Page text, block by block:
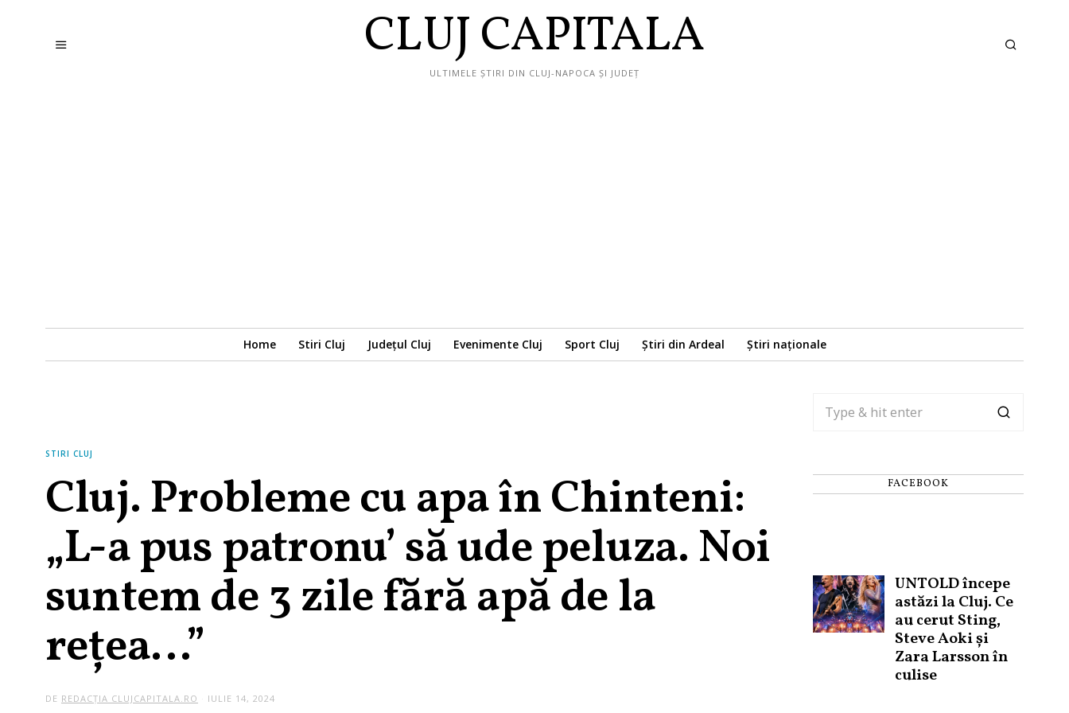
CLUJ CAPITALA
ULTIMELE ȘTIRI DIN CLUJ-NAPOCA ȘI JUDEȚ
Home Stiri Cluj Județul Cluj Evenimente Cluj Sport Cluj Știri din Ardeal Știri naționale
STIRI CLUJ
Cluj. Probleme cu apa în Chinteni:
„L-a pus patronu’ să ude peluza. Noi
suntem de 3 zile fără apă de la
rețea…”
DE REDACȚIA CLUJCAPITALA.RO IULIE 14, 2024
FACEBOOK
UNTOLD începe
astăzi la Cluj. Ce
au cerut Sting,
Steve Aoki și
Zara Larsson în
culise